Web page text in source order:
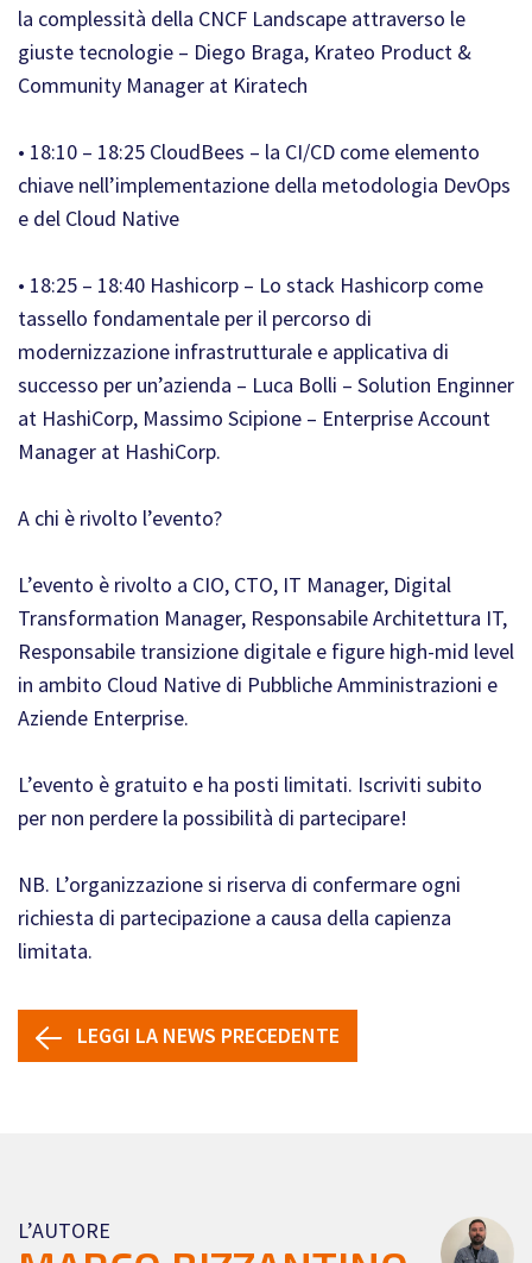
la complessità della CNCF Landscape attraverso le
giuste tecnologie – Diego Braga, Krateo Product &
Community Manager at Kiratech
• 18:10 – 18:25 CloudBees – la CI/CD come elemento
chiave nell’implementazione della metodologia DevOps
e del Cloud Native
• 18:25 – 18:40 Hashicorp – Lo stack Hashicorp come
tassello fondamentale per il percorso di
modernizzazione infrastrutturale e applicativa di
successo per un’azienda – Luca Bolli – Solution Enginner
at HashiCorp, Massimo Scipione – Enterprise Account
Manager at HashiCorp.
A chi è rivolto l’evento?
L’evento è rivolto a CIO, CTO, IT Manager, Digital
Transformation Manager, Responsabile Architettura IT,
Responsabile transizione digitale e figure high-mid level
in ambito Cloud Native di Pubbliche Amministrazioni e
Aziende Enterprise.
L’evento è gratuito e ha posti limitati. Iscriviti subito
per non perdere la possibilità di partecipare!
NB. L’organizzazione si riserva di confermare ogni
richiesta di partecipazione a causa della capienza
limitata.
LEGGI LA NEWS PRECEDENTE
L’AUTORE